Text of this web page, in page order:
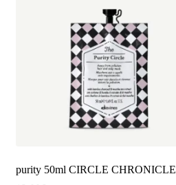
purity 50ml CIRCLE CHRONICLE